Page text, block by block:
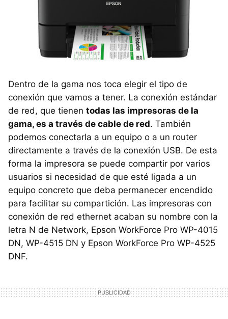
Dentro de la gama nos toca elegir el tipo de
conexión que vamos a tener. La conexión estándar
de red, que tienen todas las impresoras de la
gama, es a través de cable de red. También
podemos conectarla a un equipo o a un router
directamente a través de la conexión USB. De esta
forma la impresora se puede compartir por varios
usuarios si necesidad de que esté ligada a un
equipo concreto que deba permanecer encendido
para facilitar su compartición. Las impresoras con
conexión de red ethernet acaban su nombre con la
letra N de Network, Epson WorkForce Pro WP-4015
DN, WP-4515 DN y Epson WorkForce Pro WP-4525
DNF.